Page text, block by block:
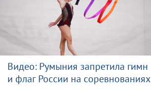
Видео: Румыния запретила гимн
и флаг России на соревнованиях